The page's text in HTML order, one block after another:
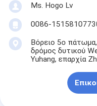
Ms. Hogo Lv
0086-
Βόρειο 5ο
δρόμος δυτικού
Yuhang, επαρχία